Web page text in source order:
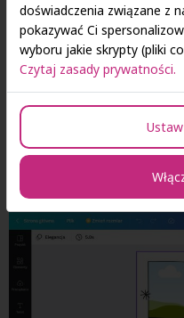
doświadczenia związane z
pokazywać Ci
wyboru jakie skrypty (pliki
Czytaj zasady prywatności.